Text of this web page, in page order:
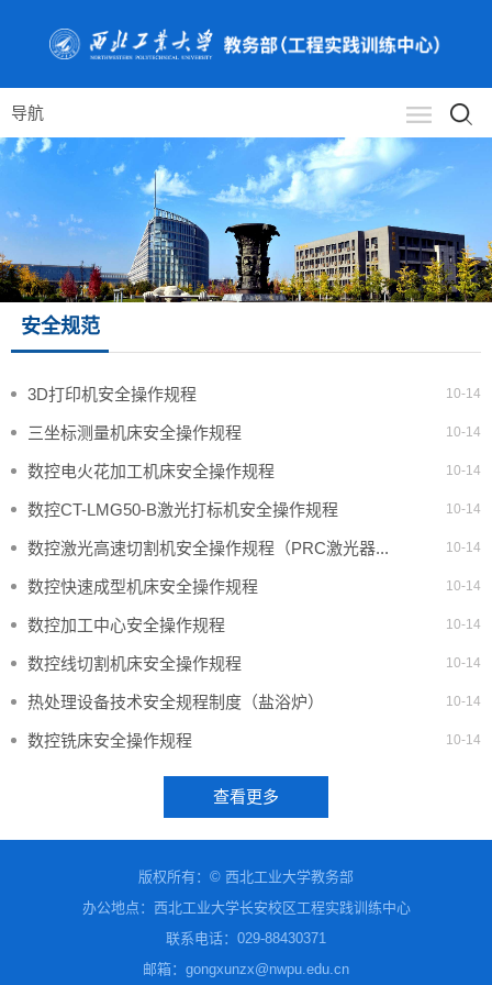
导航
安全规范
3D打印机安全操作规程 10-14
三坐标测量机床安全操作规程 10-14
数控电火花加工机床安全操作规程 10-14
数控CT-LMG50-B激光打标机安全操作规程 10-14
数控激光高速切割机安全操作规程（PRC激光器... 10-14
数控快速成型机床安全操作规程 10-14
数控加工中心安全操作规程 10-14
数控线切割机床安全操作规程 10-14
热处理设备技术安全规程制度（盐浴炉） 10-14
数控铣床安全操作规程 10-14
查看更多
版权所有：© 西北工业大学教务部
办公地点：西北工业大学长安校区工程实践训练中心
联系电话： 029-88430371
邮箱：gongxunzx@nwpu.edu.cn